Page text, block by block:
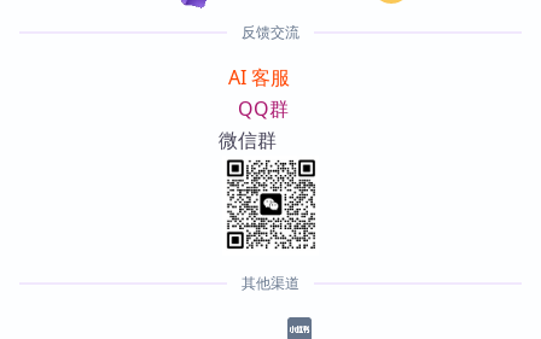
反馈交流
AI 客服
QQ群
微信群
其他渠道